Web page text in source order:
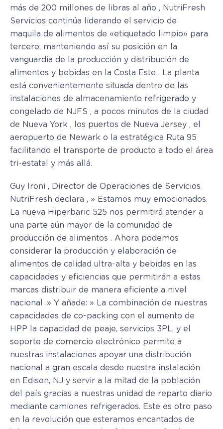
más de 200 millones de libras al año , NutriFresh
Servicios continúa liderando el servicio de
maquila de alimentos de «etiquetado limpio» para
tercero, manteniendo así su posición en la
vanguardia de la producción y distribución de
alimentos y bebidas en la Costa Este . La planta
está convenientemente situada dentro de las
instalaciones de almacenamiento refrigerado y
congelado de NJFS , a pocos minutos de la ciudad
de Nueva York , los puertos de Nueva Jersey , el
aeropuerto de Newark o la estratégica Ruta 95
facilitando el transporte de producto a todo el área
tri-estatal y más allá.
Guy Ironi , Director de Operaciones de Servicios
NutriFresh declara , » Estamos muy emocionados.
La nueva Hiperbaric 525 nos permitirá atender a
una parte aún mayor de la comunidad de
producción de alimentos . Ahora podemos
considerar la producción y elaboración de
alimentos de calidad ultra-alta y bebidas en las
capacidades y eficiencias que permitirán a estas
marcas distribuir de manera eficiente a nivel
nacional .» Y añade: » La combinación de nuestras
capacidades de co-packing con el aumento de
HPP la capacidad de peaje, servicios 3PL, y el
soporte de comercio electrónico permite a
nuestras instalaciones apoyar una distribución
nacional a gran escala desde nuestra instalación
en Edison, NJ y servir a la mitad de la población
del país gracias a nuestras unidad de reparto diario
mediante camiones refrigerados. Este es otro paso
en la revolución que esteramos encantados de